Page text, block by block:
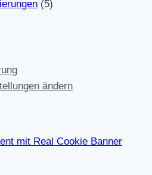
(5)
ändern
mit Real Cookie Banner